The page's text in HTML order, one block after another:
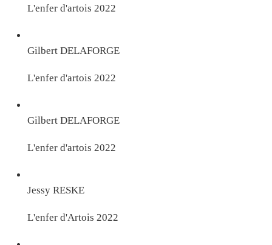
L'enfer d'artois 2022
Gilbert DELAFORGE
L'enfer d'artois 2022
Gilbert DELAFORGE
L'enfer d'artois 2022
Jessy RESKE
L'enfer d'Artois 2022